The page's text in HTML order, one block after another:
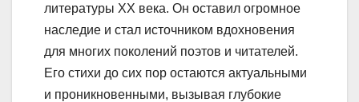
литературы ХХ века. Он оставил огромное
наследие и стал источником вдохновения
для многих поколений поэтов и читателей.
Его стихи до сих пор остаются актуальными
и проникновенными, вызывая глубокие